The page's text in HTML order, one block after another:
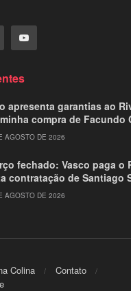
apresenta garantias ao
compra de Facundo
AGOSTO DE 2026
fechado: Vasco paga o
contratação de Santiago
AGOSTO DE 2026
Colina
Contato